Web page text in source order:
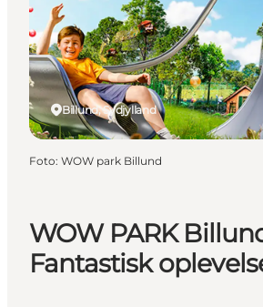
Inspiration
WOW PARK
Fantastisk
Billund, Sydjylland
Foto: WOW park Billund